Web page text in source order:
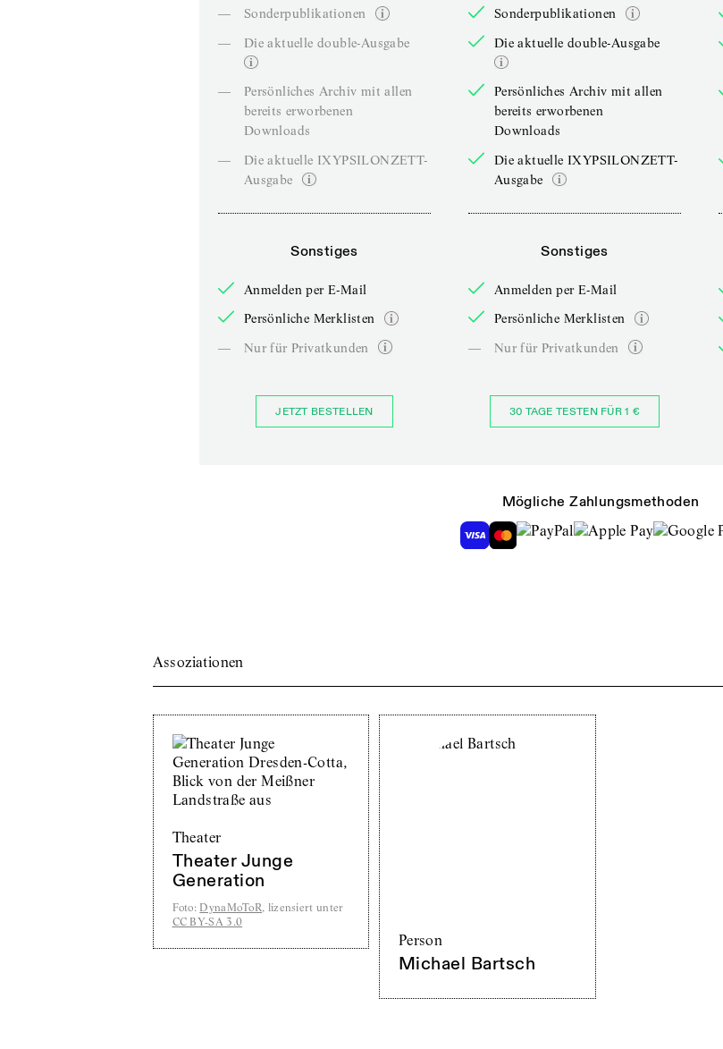
—
Sonderpublikationen
—
Die aktuelle double-Ausgabe
—
Persönliches Archiv mit allen
bereits erworbenen
Downloads
—
Die aktuelle IXYPSILONZETT-
Ausgabe
Sonstiges
Anmelden per E-Mail
Persönliche Merklisten
—
Nur für Privatkunden
JETZT BESTELLEN
Sonderpublikationen
Die aktuelle double-Ausgabe
Persönliches Archiv mit allen
bereits erworbenen
Downloads
Die aktuelle IXYPSILONZETT-
Ausgabe
Sonstiges
Anmelden per E-Mail
Persönliche Merklisten
—
Nur für Privatkunden
30 TAGE TESTEN FÜR 1 €
Mögliche Zahlungsmethoden
Assoziationen
Theater
Theater Junge
Generation
Foto: DynaMoToR, lizensiert unter
CC BY-SA 3.0
Person
Michael Bartsch